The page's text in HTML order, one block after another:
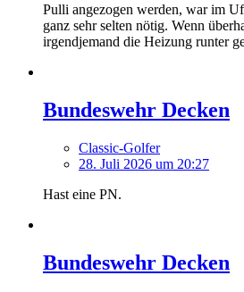
Pulli angezogen werden, war im
ganz sehr selten nötig. Wenn
irgendjemand die Heizung runter
Bundeswehr Decken
Classic-Golfer
28. Juli 2026 um 20:27
Hast eine PN.
Bundeswehr Decken